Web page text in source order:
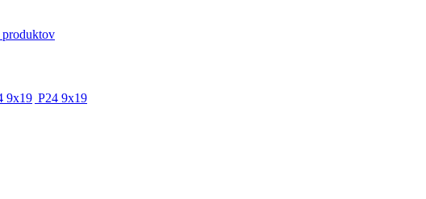
produktov
P24 9x19